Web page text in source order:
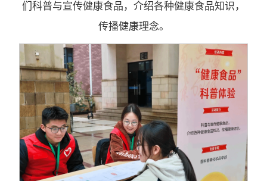
们科普与宣传健康食品，介绍各种健康食品知识，
传播健康理念。